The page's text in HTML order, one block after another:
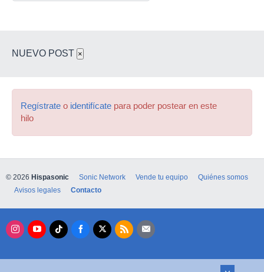
NUEVO POST ×
Regístrate o identifícate para poder postear en este
hilo
© 2026 Hispasonic Sonic Network Vende tu equipo
Quiénes somos
Avisos legales
Contacto